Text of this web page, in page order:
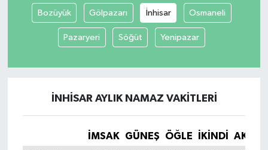
Bozüyük Gölpazarı İnhisar Osmaneli
Pazaryeri Söğüt Yenipazar
İNHISAR AYLIK NAMAZ VAKITLERI
İMSAK GÜNEŞ ÖĞLE İKINDI